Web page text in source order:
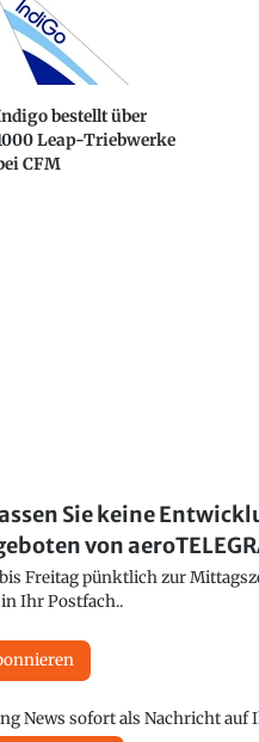
bestellt über
Leap-Triebwerke
CFM
Sie keine
von
Freitag pünktlich zur
Ihr Postfach..
News sofort als Nachricht auf